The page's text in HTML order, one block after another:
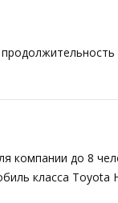
компании до 8
класса Toyota